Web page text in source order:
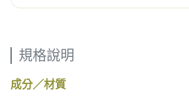
規格說明
成分／材質